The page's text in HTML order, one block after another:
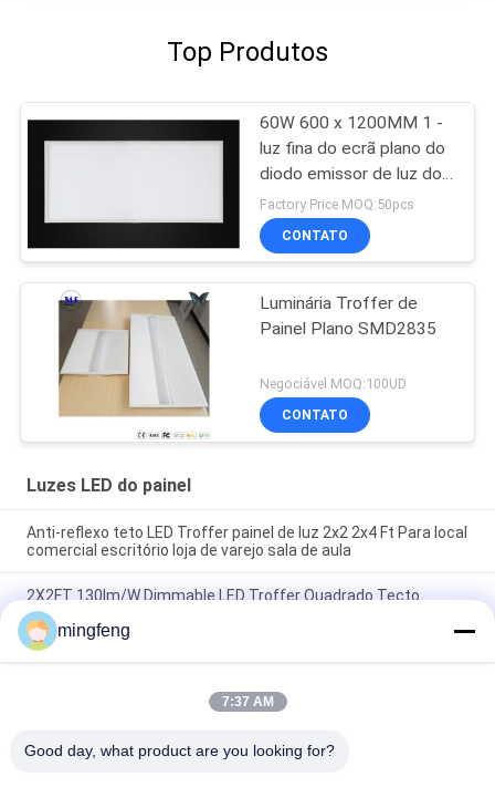
Top Produtos
60W 600 x 1200MM 1 -
luz fina do ecrã plano do
diodo emissor de luz do
retângulo do retângulo
de 10V Dimmable
Factory Price MOQ:50pcs
CONTATO
Luminária Troffer de
Painel Plano SMD2835
Negociável MOQ:100UD
CONTATO
Luzes LED do painel
Anti-reflexo teto LED Troffer painel de luz 2x2 2x4 Ft Para local
comercial escritório loja de varejo sala de aula
2X2FT 130lm/W Dimmable LED Troffer Quadrado Tecto
Montar Retrofit Luz LED Commercial Flat Panel Luz
Lâmpadas de teto de painel plano para escritórios salas de
Categorias populares
mingfeng
7:37 AM
Good day, what product are you looking for?